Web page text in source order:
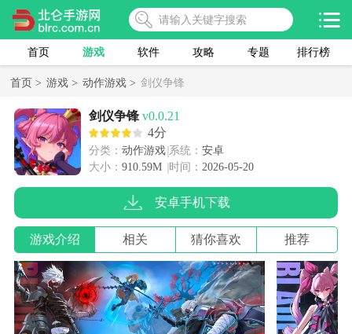
首页 游戏 软件 攻略 专题 排行榜
首页 > 游戏 > 动作游戏 > 剑仪争锋
剑仪争锋 v0.0.21
4分
分类： 动作游戏 系统： 安卓
大小： 910.59M 时间： 2026-05-20
安卓手机下载
游戏介绍 相关 猜你喜欢 推荐